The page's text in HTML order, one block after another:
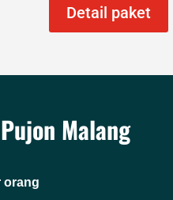
Detail paket
Malang
orang